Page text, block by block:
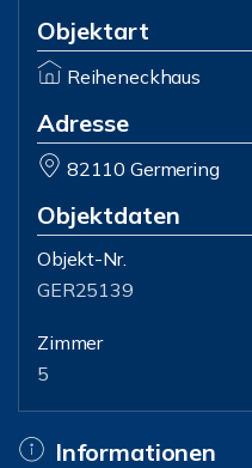
Objektart
Reiheneckhaus
Adresse
82110 Germering
Objektdaten
Objekt-Nr.
GER25139
Zimmer
5
Informationen